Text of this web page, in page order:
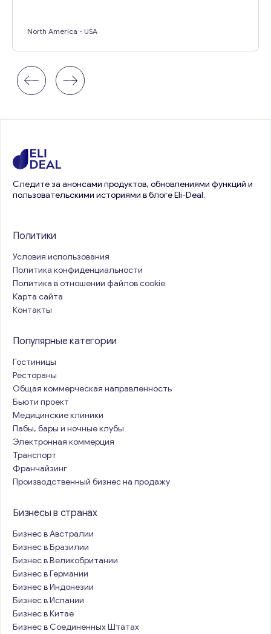
North America - USA
Следите за анонсами продуктов, обновлениями функций и
пользовательскими историями в блоге Eli-Deal.
Политики
Условия использования
Политика конфиденциальности
Политика в отношении файлов cookie
Карта сайта
Контакты
Популярные категории
Гостиницы
Рестораны
Общая коммерческая направленность
Бьюти проект
Медицинские клиники
Пабы, бары и ночные клубы
Электронная коммерция
Транспорт
Франчайзинг
Производственный бизнес на продажу
Бизнесы в странах
Бизнес в Австралии
Бизнес в Бразилии
Бизнес в Великобритании
Бизнес в Германии
Бизнес в Индонезии
Бизнес в Испании
Бизнес в Китае
Бизнес в Соединенных Штатах